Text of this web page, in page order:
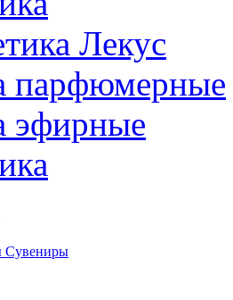
Лекус
парфюмерные
эфирные
Сувениры